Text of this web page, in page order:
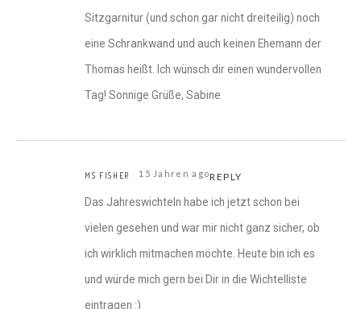
Sitzgarnitur (und schon gar nicht dreiteilig) noch
eine Schrankwand und auch keinen Ehemann der
Thomas heißt. Ich wünsch dir einen wundervollen
Tag! Sonnige Grüße, Sabine
MS FISHER 15 Jahren agoREPLY
Das Jahreswichteln habe ich jetzt schon bei
vielen gesehen und war mir nicht ganz sicher, ob
ich wirklich mitmachen möchte. Heute bin ich es
und würde mich gern bei Dir in die Wichtelliste
eintragen :)